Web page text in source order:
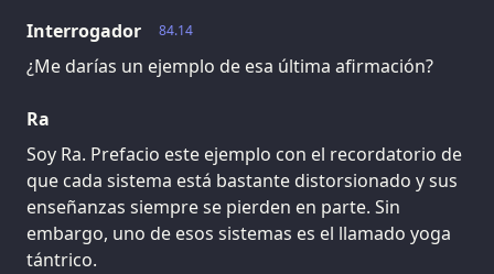
84.14
Interrogador
¿Me darías un ejemplo de esa última afirmación?
Ra
Soy Ra. Prefacio este ejemplo con el recordatorio de
que cada sistema está bastante distorsionado y sus
enseñanzas siempre se pierden en parte. Sin
embargo, uno de esos sistemas es el llamado yoga
tántrico.